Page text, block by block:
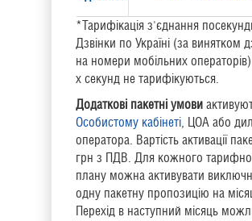
*Тарифікація з'єднання
Дзвінки по Україні (за винятком
на номери мобільних
х секунд не тарифікуються.
Додаткові пакетні умови
Особистому кабінеті, ЦОА або
оператора. Вартість активації
грн з ПДВ. Для кожного
плану можна активувати
одну пакетну пропозицію на
Перехід в наступний місяць